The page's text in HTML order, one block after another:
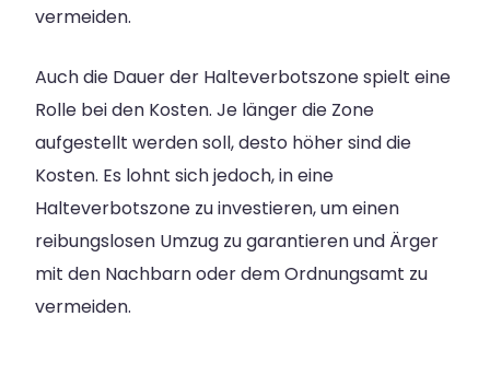
vermeiden.
Auch die Dauer der Halteverbotszone spielt eine
Rolle bei den Kosten. Je länger die Zone
aufgestellt werden soll, desto höher sind die
Kosten. Es lohnt sich jedoch, in eine
Halteverbotszone zu investieren, um einen
reibungslosen Umzug zu garantieren und Ärger
mit den Nachbarn oder dem Ordnungsamt zu
vermeiden.